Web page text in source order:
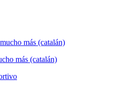
más (catalán)